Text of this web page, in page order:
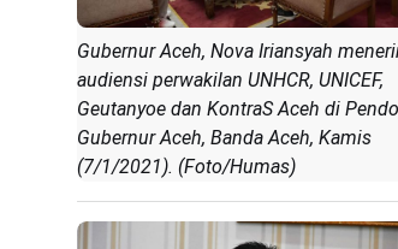
Gubernur Aceh, Nova Iriansyah
audiensi perwakilan UNHCR, UNICEF,
Geutanyoe dan KontraS Aceh di
Gubernur Aceh, Banda Aceh, Kamis
(7/1/2021). (Foto/Humas)